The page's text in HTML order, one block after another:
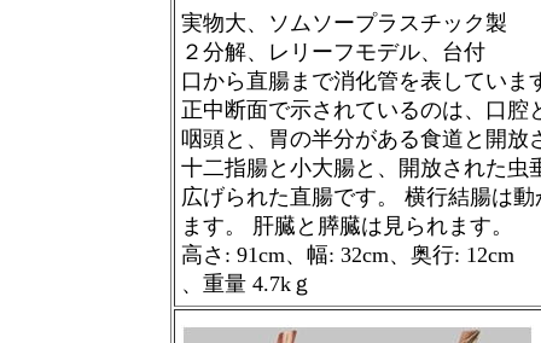
実物大、ソムソープラスチック製
２分解、レリーフモデル、台付
口から直腸まで消化管を表していま
正中断面で示されているのは、口腔
咽頭と、胃の半分がある食道と開放
十二指腸と小大腸と、開放された虫
広げられた直腸です。 横行結腸は動
ます。 肝臓と膵臓は見られます。
高さ: 91cm、幅: 32cm、奥行: 12cm
、重量 4.7kｇ